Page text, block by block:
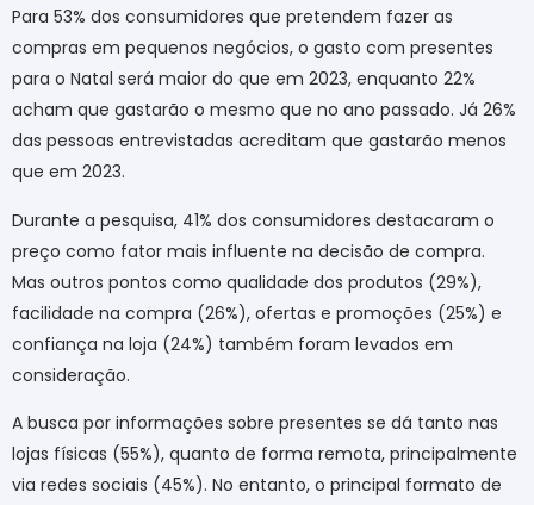
Para 53% dos consumidores que pretendem fazer as
compras em pequenos negócios, o gasto com presentes
para o Natal será maior do que em 2023, enquanto 22%
acham que gastarão o mesmo que no ano passado. Já 26%
das pessoas entrevistadas acreditam que gastarão menos
que em 2023.
Durante a pesquisa, 41% dos consumidores destacaram o
preço como fator mais influente na decisão de compra.
Mas outros pontos como qualidade dos produtos (29%),
facilidade na compra (26%), ofertas e promoções (25%) e
confiança na loja (24%) também foram levados em
consideração.
A busca por informações sobre presentes se dá tanto nas
lojas físicas (55%), quanto de forma remota, principalmente
via redes sociais (45%). No entanto, o principal formato de